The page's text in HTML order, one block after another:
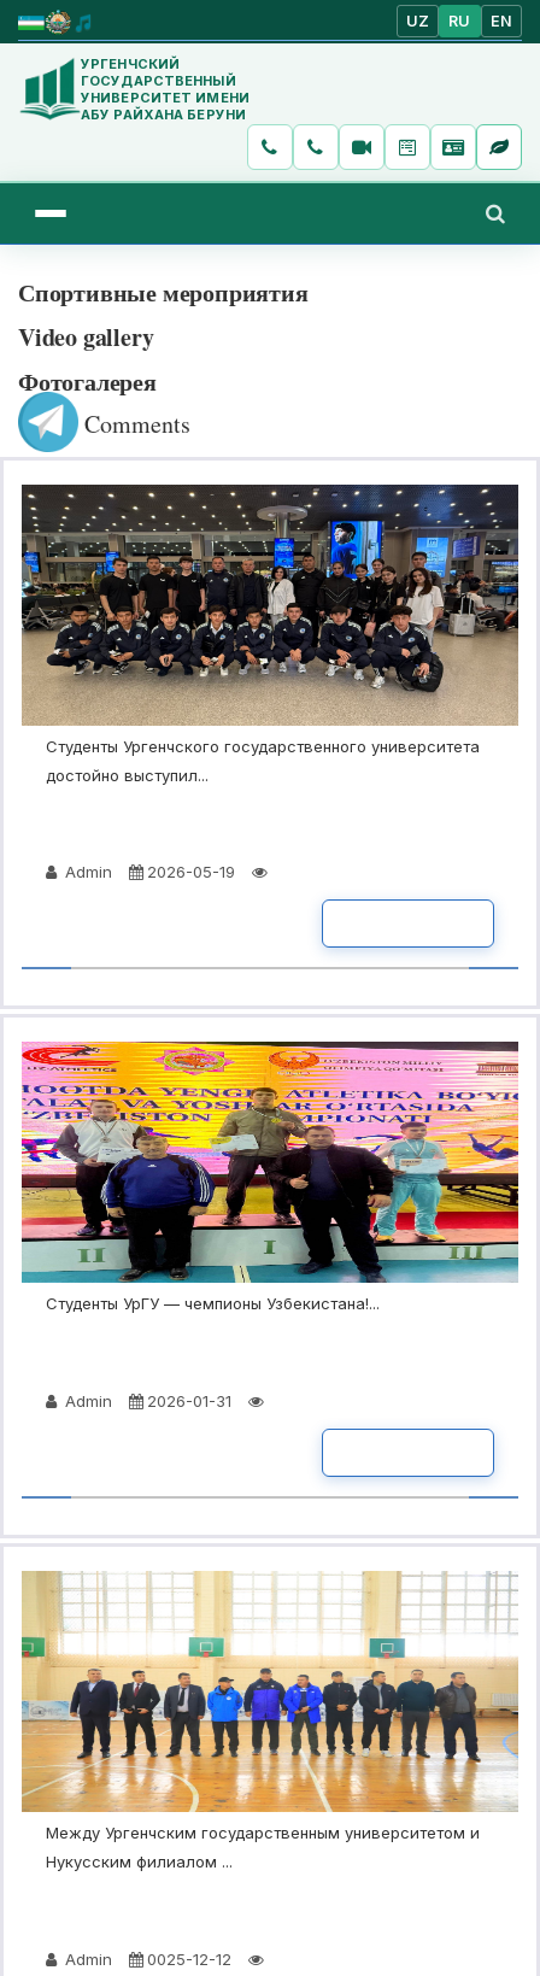
UZ RU EN
УРГЕНЧСКИЙ
ГОСУДАРСТВЕННЫЙ
УНИВЕРСИТЕТ ИМЕНИ
АБУ РАЙХАНА БЕРУНИ
Спортивные мероприятия
Video gallery
Фотогалерея
Comments
Студенты Ургенчского государственного университета
достойно выступил...
Admin 2026-05-19
Студенты УрГУ — чемпионы Узбекистана!...
Admin 2026-01-31
Между Ургенчским государственным университетом и
Нукусским филиалом ...
Admin 0025-12-12